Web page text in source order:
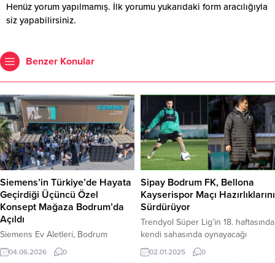
Henüz yorum yapılmamış. İlk yorumu yukarıdaki form aracılığıyla
siz yapabilirsiniz.
Benzer Konular
Siemens’in Türkiye’de Hayata
Geçirdiği Üçüncü Özel
Konsept Mağaza Bodrum’da
Açıldı
Siemens Ev Aletleri, Bodrum
Konacık’taki yeni nesil konsept
mağazasını hizmete açtı. Modern
04.06.2026 0
Sipay Bodrum FK, Bellona
Kayserispor Maçı Hazırlıklarını
Sürdürüyor
Trendyol Süper Lig’in 18. haftasında
kendi sahasında oynayacağı
Bellona Kayserispor maçı
hazırlıklarını sürdüren Sipay
02.01.2025 0